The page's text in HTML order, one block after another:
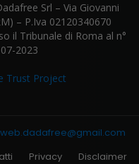
Srl – Via Giovanni
– P.Iva 02120340670
il Tribunale di Roma al n°
2023
Trust Project
web.dadafree@gmail.com
Privacy
Disclaimer